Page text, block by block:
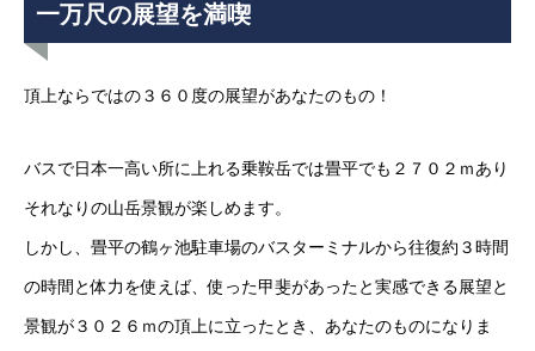
一万尺の展望を満喫
頂上ならではの３６０度の展望があなたのもの！
バスで日本一高い所に上れる乗鞍岳では畳平でも２７０２ｍあり
それなりの山岳景観が楽しめます。
しかし、畳平の鶴ヶ池駐車場のバスターミナルから往復約３時間
の時間と体力を使えば、使った甲斐があったと実感できる展望と
景観が３０２６ｍの頂上に立ったとき、あなたのものになりま